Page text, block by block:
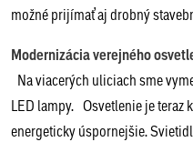
možné prijímať aj drobný
Modernizácia verejného
Na viacerých uliciach sme
LED lampy. Osvetlenie je teraz
energeticky úspornejšie.